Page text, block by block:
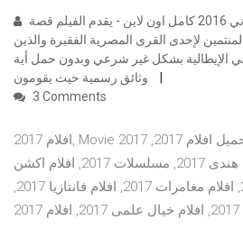
ﻹحدى القرى المصرية الفقيرة والذين
اﻹيطالية بشكل غير شرعي وبدون حمل أية
3 Comments
افلام 2017, Movie 2017 افلام 2017 اون لاين, تحميل افلام 2017,
افلام اجنبية 2017, افلام هندى 2017, مسلسلات 2017, افلام اكشن
2017, افلام رعب 2017, افلام مغامرات 2017, افلام فانتازيا 2017,